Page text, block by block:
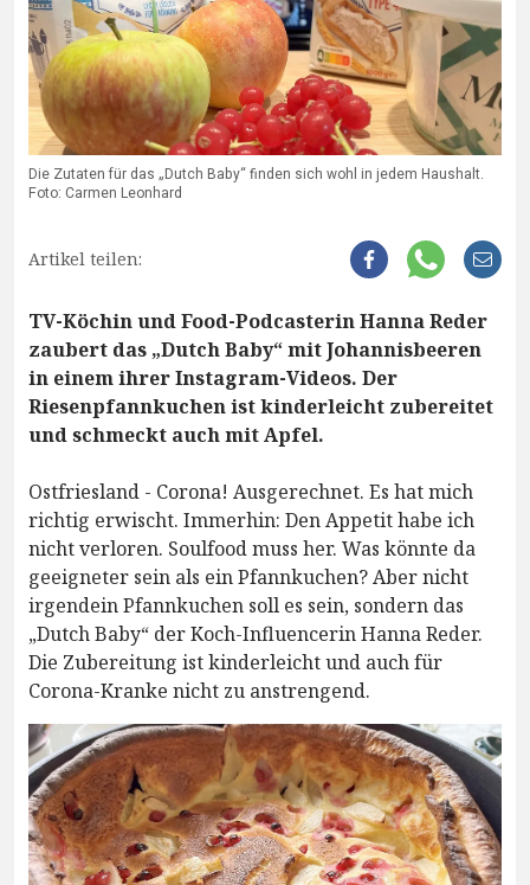
Die Zutaten für das „Dutch Baby“ finden sich wohl in jedem Haushalt.
Foto: Carmen Leonhard
Artikel teilen:
TV-Köchin und Food-Podcasterin Hanna Reder
zaubert das „Dutch Baby“ mit Johannisbeeren
in einem ihrer Instagram-Videos. Der
Riesenpfannkuchen ist kinderleicht zubereitet
und schmeckt auch mit Apfel.
Ostfriesland - Corona! Ausgerechnet. Es hat mich
richtig erwischt. Immerhin: Den Appetit habe ich
nicht verloren. Soulfood muss her. Was könnte da
geeigneter sein als ein Pfannkuchen? Aber nicht
irgendein Pfannkuchen soll es sein, sondern das
„Dutch Baby“ der Koch-Influencerin Hanna Reder.
Die Zubereitung ist kinderleicht und auch für
Corona-Kranke nicht zu anstrengend.